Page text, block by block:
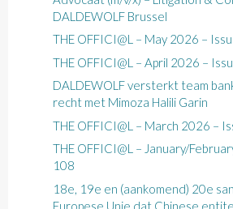
DALDEWOLF Brussel
THE OFFICI@L – May 2026 –
THE OFFICI@L – April 2026 –
DALDEWOLF versterkt team
recht met Mimoza Halili Garin
THE OFFICI@L – March 2026 –
THE OFFICI@L – January/
108
18e, 19e en (aankomend) 20e
Europese Unie dat Chinese